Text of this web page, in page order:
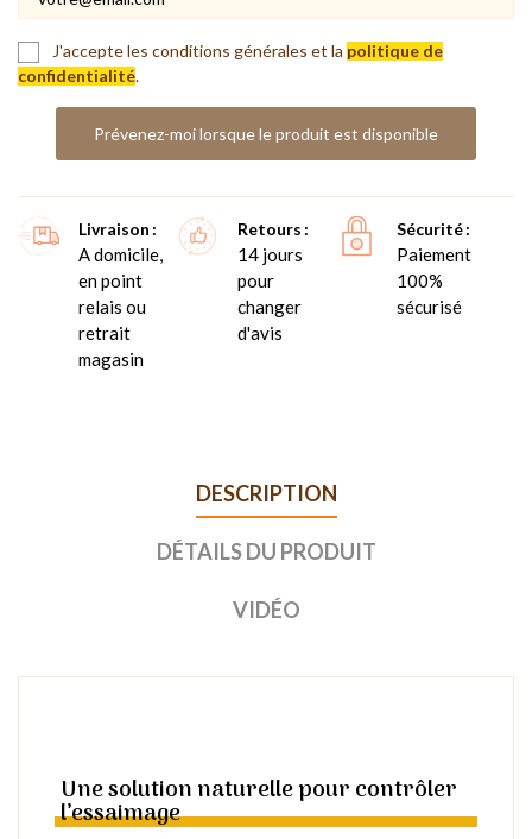
J'accepte les conditions générales et la politique de
confidentialité.
Prévenez-moi lorsque le produit est disponible
Livraison
A domicile,
en point
relais ou
retrait
magasin
Retours
14 jours
pour
changer
d'avis
Sécurité
Paiement
100%
sécurisé
DESCRIPTION
DÉTAILS DU PRODUIT
VIDÉO
Une solution naturelle pour contrôler
l’essaimage